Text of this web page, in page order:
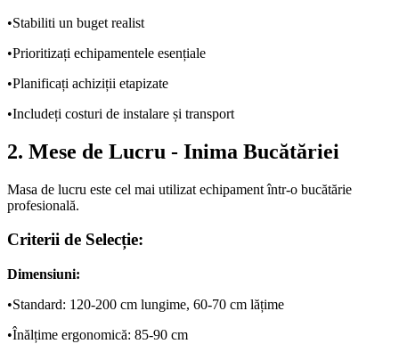
•Stabiliti un buget realist
•Prioritizați echipamentele esențiale
•Planificați achiziții etapizate
•Includeți costuri de instalare și transport
2. Mese de Lucru - Inima Bucătăriei
Masa de lucru este cel mai utilizat echipament într-o bucătărie
profesională.
Criterii de Selecție:
Dimensiuni:
•Standard: 120-200 cm lungime, 60-70 cm lățime
•Înălțime ergonomică: 85-90 cm